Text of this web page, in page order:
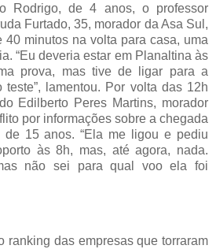
Rodrigo, de 4 anos, o professor
Furtado, 35, morador da Asa Sul,
40 minutos na volta para casa, uma
“Eu deveria estar em Planaltina às
prova, mas tive de ligar para a
lamentou. Por volta das 12h
Edilberto Peres Martins, morador
por informações sobre a chegada
15 anos. “Ela me ligou e pediu
às 8h, mas, até agora, nada.
não sei para qual voo ela foi
ranking das empresas que torraram